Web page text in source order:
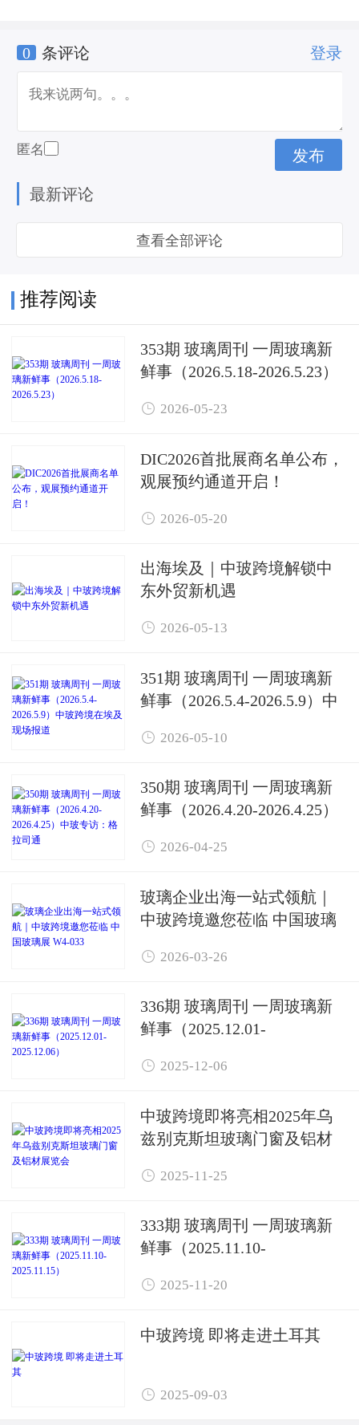
牌0 条评论 登录
匿名
最新评论
查看全部评论
推荐阅读
353期 玻璃周刊 一周玻璃新
鲜事（2026.5.18-2026.5.23）
 2026-05-23
DIC2026首批展商名单公布，
观展预约通道开启！
 2026-05-20
出海埃及｜中玻跨境解锁中
东外贸新机遇
 2026-05-13
351期 玻璃周刊 一周玻璃新
鲜事（2026.5.4-2026.5.9）中
 2026-05-10
350期 玻璃周刊 一周玻璃新
鲜事（2026.4.20-2026.4.25）
 2026-04-25
玻璃企业出海一站式领航｜
中玻跨境邀您莅临 中国玻璃
 2026-03-26
336期 玻璃周刊 一周玻璃新
鲜事（2025.12.01-
 2025-12-06
中玻跨境即将亮相2025年乌
兹别克斯坦玻璃门窗及铝材
 2025-11-25
333期 玻璃周刊 一周玻璃新
鲜事（2025.11.10-
 2025-11-20
中玻跨境 即将走进土耳其
 2025-09-03